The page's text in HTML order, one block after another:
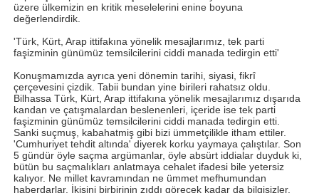
üzere ülkemizin en kritik meselelerini enine boyuna
değerlendirdik.
'Türk, Kürt, Arap ittifakına yönelik mesajlarımız, tek parti
faşizminin günümüz temsilcilerini ciddi manada tedirgin etti'
Konuşmamızda ayrıca yeni dönemin tarihi, siyasi, fikrî
çerçevesini çizdik. Tabii bundan yine birileri rahatsız oldu.
Bilhassa Türk, Kürt, Arap ittifakına yönelik mesajlarımız dışarıda
kandan ve çatışmalardan beslenenleri, içeride ise tek parti
faşizminin günümüz temsilcilerini ciddi manada tedirgin etti.
Sanki suçmuş, kabahatmiş gibi bizi ümmetçilikle itham ettiler.
'Cumhuriyet tehdit altında' diyerek korku yaymaya çalıştılar. Son
5 gündür öyle saçma argümanlar, öyle absürt iddialar duyduk ki,
bütün bu saçmalıkları anlatmaya cehalet ifadesi bile yetersiz
kalıyor. Ne millet kavramından ne ümmet mefhumundan
haberdarlar. İkisini birbirinin zıddı görecek kadar da bilgisizler.